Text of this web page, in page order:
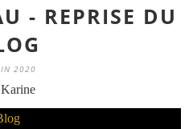
- REPRISE DU
2020